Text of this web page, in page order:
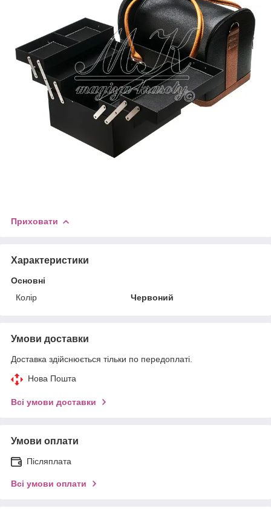
Приховати
Характеристики
Основні
Колір
Червоний
Умови доставки
Доставка здійснюється тільки по передоплаті.
Нова Пошта
Всі умови доставки
Умови оплати
Післяплата
Всі умови оплати